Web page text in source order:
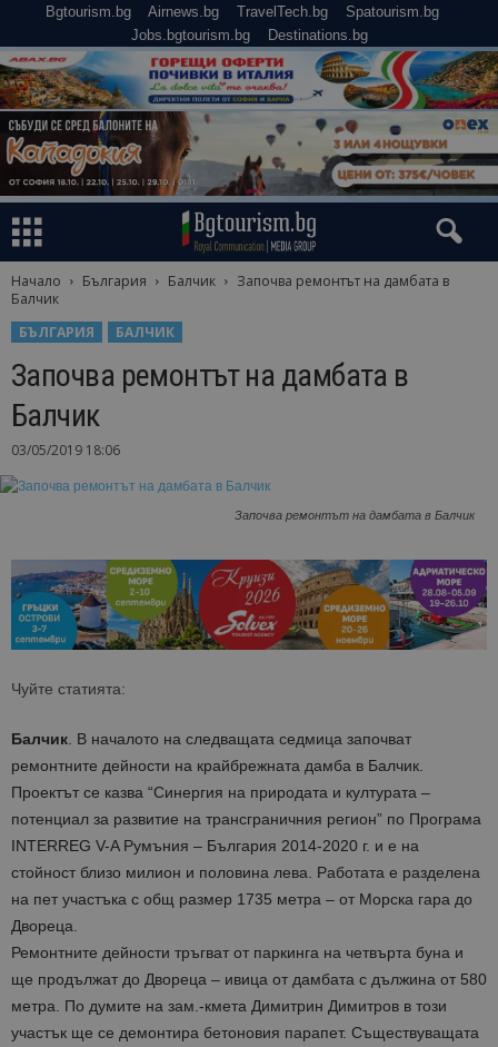
Bgtourism.bg Airnews.bg TravelTech.bg
Spatourism.bg
Jobs.bgtourism.bg
Destinations.bg
Начало България Балчик
Започва ремонтът на дамбата в
Балчик
БЪЛГАРИЯ
БАЛЧИК
Започва ремонтът на дамбата в
Балчик
03/05/2019 18:06
Започва ремонтът на дамбата в Балчик
Чуйте статията:
Балчик. В началото на следващата седмица започват
ремонтните дейности на крайбрежната дамба в Балчик.
Проектът се казва “Синергия на природата и културата –
потенциал за развитие на трансграничния регион” по Програма
INTERREG V-A Румъния – България 2014-2020 г. и е на
стойност близо милион и половина лева. Работата е разделена
на пет участъка с общ размер 1735 метра – от Морска гара до
Двореца.
Ремонтните дейности тръгват от паркинга на четвърта буна и
ще продължат до Двореца – ивица от дамбата с дължина от 580
метра. По думите на зам.-кмета Димитрин Димитров в този
участък ще се демонтира бетоновия парапет. Съществуващата